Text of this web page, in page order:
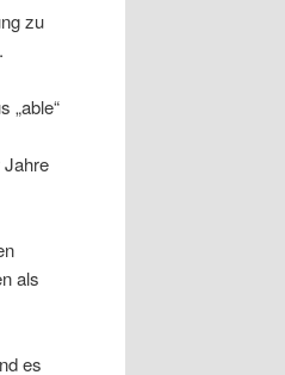
zu
„able“
als
es